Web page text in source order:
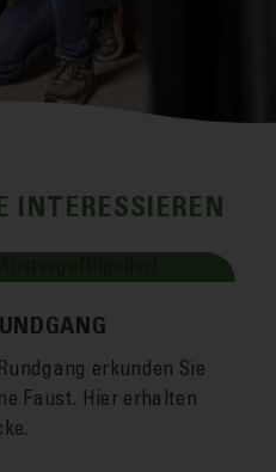
INTERESSIEREN
erkunden Sie
Faust. Hier erhalten